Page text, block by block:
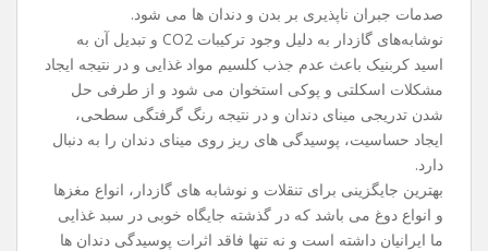
صدمات جبران ناپذیری بر بدن و دندان‌ ها می‌ شود.
نوشابه‌های گازدار به دلیل وجود ترکیبات CO2 و تبدیل آن به
اسید کربنیک باعث عدم جذب کلسیم مواد غذایی و در نتیجه ایجاد
مشکلات اسکلتی و پوکی استخوان می‌ شود و از طرفی حل
شدن تدریجی مینای دندان و در نتیجه رنگ گرفتگی سطحی،
ایجاد حساسیت، پوسیدگی ‌های ریز روی مینای دندان را به دنبال
دارد.
بهترین جایگزینی برای تنقلات و نوشابه های گازدار، انواع مغزها
و انواع دوغ می‌ باشد که در گذشته جایگاه خوبی در سبد غذایی
ما ایرانیان داشته است و نه تنها فاقد اثرات پوسیدگی دندان ها